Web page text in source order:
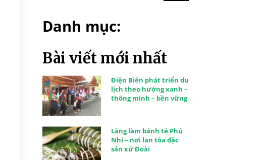
Danh mục:
Bài viết mới nhất
Điện Biên phát triển du
lịch theo hướng xanh –
thông minh – bền vững
Làng làm bánh tẻ Phú
Nhi – nơi lan tỏa đặc
sản xứ Đoài